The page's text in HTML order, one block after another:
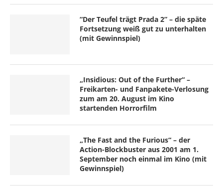
“Der Teufel trägt Prada 2” – die späte
Fortsetzung weiß gut zu unterhalten
(mit Gewinnspiel)
„Insidious: Out of the Further“ –
Freikarten- und Fanpakete-Verlosung
zum am 20. August im Kino
startenden Horrorfilm
„The Fast and the Furious“ – der
Action-Blockbuster aus 2001 am 1.
September noch einmal im Kino (mit
Gewinnspiel)